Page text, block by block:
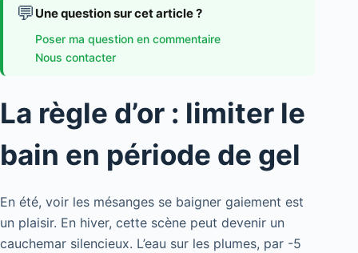
💬 Une question sur cet article ?
Poser ma question en commentaire
Nous contacter
La règle d’or : limiter le
bain en période de gel
En été, voir les mésanges se baigner gaiement est
un plaisir. En hiver, cette scène peut devenir un
cauchemar silencieux. L’eau sur les plumes, par -5